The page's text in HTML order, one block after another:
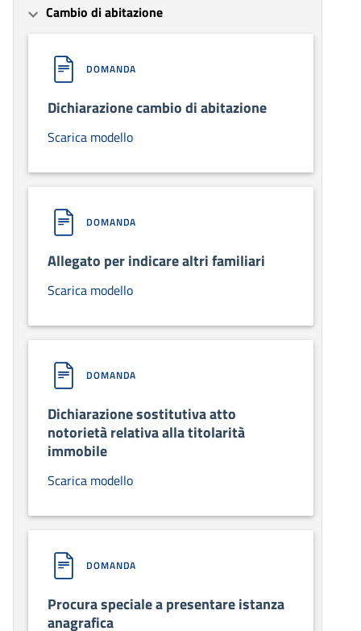
Cambio di abitazione
DOMANDA
Dichiarazione cambio di abitazione
Scarica modello
DOMANDA
Allegato per indicare altri familiari
Scarica modello
DOMANDA
Dichiarazione sostitutiva atto
notorietà relativa alla titolarità
immobile
Scarica modello
DOMANDA
Procura speciale a presentare istanza
anagrafica